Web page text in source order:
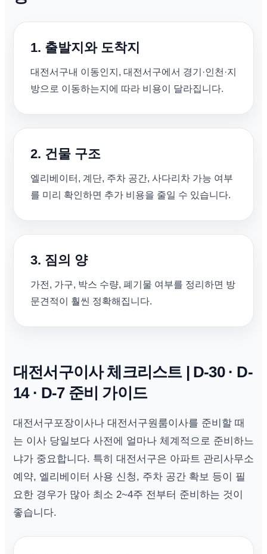
1. 출발지와 도착지
대전서구내 이동인지, 대전서구에서 경기·인천·지
방으로 이동하는지에 따라 비용이 달라집니다.
2. 건물 구조
엘리베이터, 계단, 주차 공간, 사다리차 가능 여부
를 미리 확인하면 추가 비용을 줄일 수 있습니다.
3. 짐의 양
가전, 가구, 박스 수량, 폐기물 여부를 정리하면 방
문견적이 훨씬 정확해집니다.
대전서구이사 체크리스트 | D-30 · D-
14 · D-7 준비 가이드
대전서구포장이사나 대전서구원룸이사를 준비할 때
는 이사 당일보다 사전에 얼마나 체계적으로 준비하느
냐가 중요합니다. 특히 대전서구은 아파트 관리사무소
예약, 엘리베이터 사용 신청, 주차 공간 확보 등이 필
요한 경우가 많아 최소 2~4주 전부터 준비하는 것이
좋습니다.